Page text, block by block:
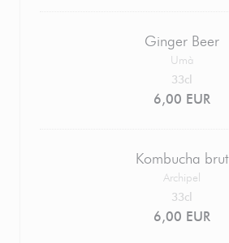
Ginger Beer
Umà
6,00 EUR
33cl
Kombucha brut
Archipel
6,00 EUR
33cl